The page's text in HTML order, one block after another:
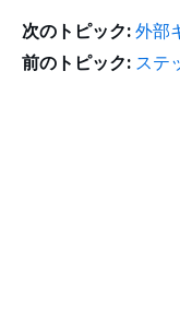
次のトピック: 外部
前のトピック: ステ